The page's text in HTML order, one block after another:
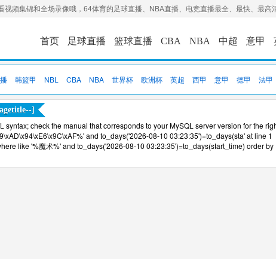
视频集锦和全场录像哦，64体育的足球直播、NBA直播、电竞直播最全、最快、最高
首页 足球直播 篮球直播 CBA NBA 中超 意甲
韩篮甲 NBL CBA NBA 世界杯 欧洲杯 英超 西甲 意甲 德甲 法甲
]
syntax; check the manual that corresponds to your MySQL server version for the
and to_days('2026-08-10 03:23:35')=to_days(sta' at line 1
like '%魔术%' and to_days('2026-08-10 03:23:35')=to_days(start_time) order by